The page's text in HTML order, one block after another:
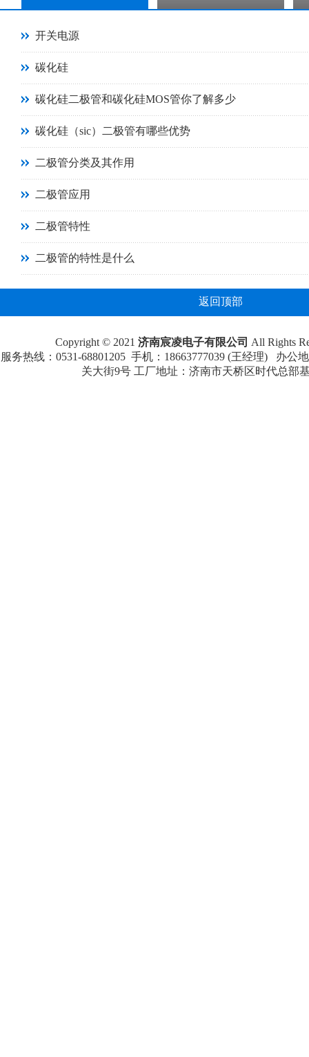
开关电源
碳化硅
碳化硅二极管和碳化硅MOS管你了解多少
碳化硅（sic）二极管有哪些优势
二极管分类及其作用
二极管应用
二极管特性
二极管的特性是什么
返回顶部
Copyright © 2021 济南宸凌电子有限公司 All Rights
服务热线：0531-68801205 手机：18663777039 (王经理) 办公
关大街9号 工厂地址：济南市天桥区时代总部